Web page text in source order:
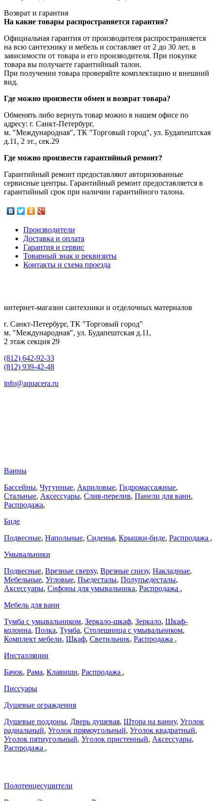
Возврат и гарантия
На какие товары распространяется гарантия?
Официальная гарантия от производителя распространияется
на всю сантехнику и мебель и составляет от 2 до 30 лет, в
зависимости от товара и его производителя. При покупке
товара вы получаете гарантийный талон.
При получении товара проверяйте комплектацию и внешний
вид.
Где можно произвести обмен и возврат товара?
Обменять либо вернуть товар можно в нашем офисе по
адресу: г. Санкт-Петербург,
м. "Международная", ТК "Торговый город", ул. Будапештская
д.11, 2 эт., сек.29
Где можно произвести гарантийный ремонт?
Гарантийный ремонт предоставляют авторизованные
сервисные центры. Гарантийный ремонт предоставляется в
гарантийный срок при наличии гарантийного талона.
Производители
Доставка и оплата
Гарантия и сервис
Товарный знак и реквизиты
Контакты и схема проезда
интернет-магазин сантехники и отделочных материалов
г. Санкт-Петербург, ТК "Торговый город"
м. "Международная", ул. Будапештская д.11,
2 этаж секция 29
(812) 642-92-33
(812) 939-42-48
info@aquacera.ru
Ванны
Бассейны, Чугунные, Акриловые, Гидромассажные,
Стальные, Аксессуары, Слив-перелив, Панели для ванн,
Распродажа,
Биде
Подвесные, Напольные, Сиденья, Крышки-биде, Распродажа ,
Умывальники
Подвесные, Врезные сверху, Врезные снизу, Накладные,
Мебельные, Угловые, Пьедесталы, Полупьедесталы,
Аксессуары, Сифоны для умывальника, Распродажа ,
Мебель для ванн
Тумба с умывальником, Зеркало-шкаф, Зеркало, Шкаф-
колонна, Полка, Тумба, Столешница с умывальником,
Комплект мебели, Шкаф, Светильник, Распродажа ,
Инсталляции
Бачок, Рама, Клавиши, Распродажа ,
Писсуары
Душевые ограждения
Душевые поддоны, Дверь душевая, Штора на ванну, Уголок
радиальный, Уголок прямоугольный, Уголок квадратный,
Уголок пятиугольный, Уголок пристенный, Аксессуары,
Распродажа ,
Полотенцесушители